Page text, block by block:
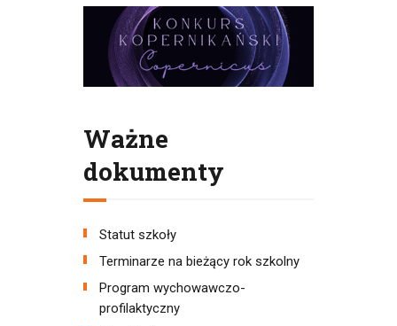
Ważne
dokumenty
Statut szkoły
Terminarze na bieżący rok szkolny
Program wychowawczo-
profilaktyczny